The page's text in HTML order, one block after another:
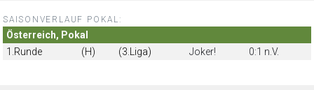
SAISONVERLAUF POKAL:
Österreich, Pokal
1.Runde
(H) (3.Liga) Joker! 0:1 n.V.